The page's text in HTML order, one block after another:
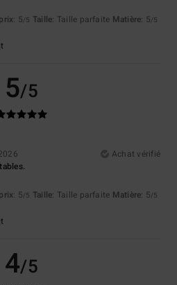
: 5/5 Taille: Taille parfaite Matière: 5/5
5/5
Achat vérifié
: 5/5 Taille: Taille parfaite Matière: 5/5
4/5